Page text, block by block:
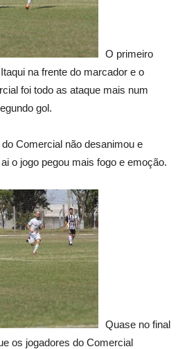
O primeiro
na frente do marcador e o
foi todo as ataque mais num
gol.
Comercial não desanimou e
o jogo pegou mais fogo e emoção.
Quase no final
os jogadores do Comercial